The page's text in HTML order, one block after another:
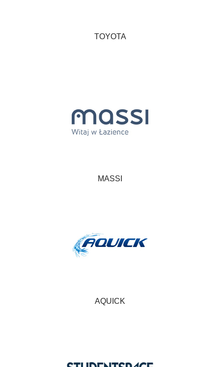
TOYOTA
MASSI
AQUICK